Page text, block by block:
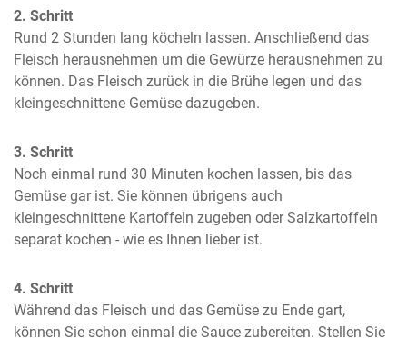
2. Schritt
Rund 2 Stunden lang köcheln lassen. Anschließend das
Fleisch herausnehmen um die Gewürze herausnehmen zu
können. Das Fleisch zurück in die Brühe legen und das
kleingeschnittene Gemüse dazugeben.
3. Schritt
Noch einmal rund 30 Minuten kochen lassen, bis das
Gemüse gar ist. Sie können übrigens auch
kleingeschnittene Kartoffeln zugeben oder Salzkartoffeln
separat kochen - wie es Ihnen lieber ist.
4. Schritt
Während das Fleisch und das Gemüse zu Ende gart,
können Sie schon einmal die Sauce zubereiten. Stellen Sie